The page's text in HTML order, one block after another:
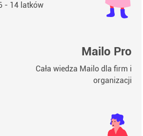
- 14 latków
Mailo Pro
Cała wiedza Mailo dla firm i
organizacji